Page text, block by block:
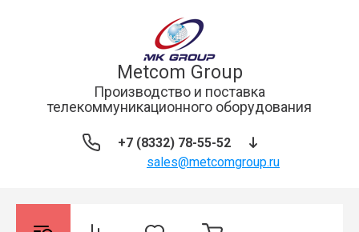
Metcom Group
Производство и поставка
телекоммуникационного оборудования
+7 (8332) 78-55-52
sales@metcomgroup.ru